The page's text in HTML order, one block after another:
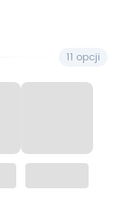
11 opcji